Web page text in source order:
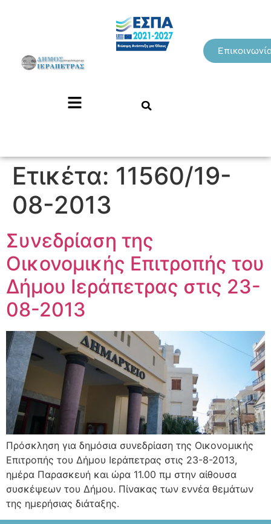
Ετικέτα: 11560/19-
08-2013
Συνεδρίαση της
Οικονομικής Επιτροπής του
Δήμου Ιεράπετρας στις 23-
08-2013
Πρόσκληση για δημόσια συνεδρίαση της Οικονομικής
Επιτροπής του Δήμου Ιεράπετρας στις 23-8-2013,
ημέρα Παρασκευή και ώρα 11.00 πμ στην αίθουσα
συσκέψεων του Δήμου. Πίνακας των εννέα θεμάτων
της ημερήσιας διάταξης.